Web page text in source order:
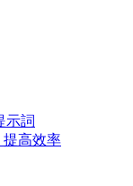
示詞
提高效率